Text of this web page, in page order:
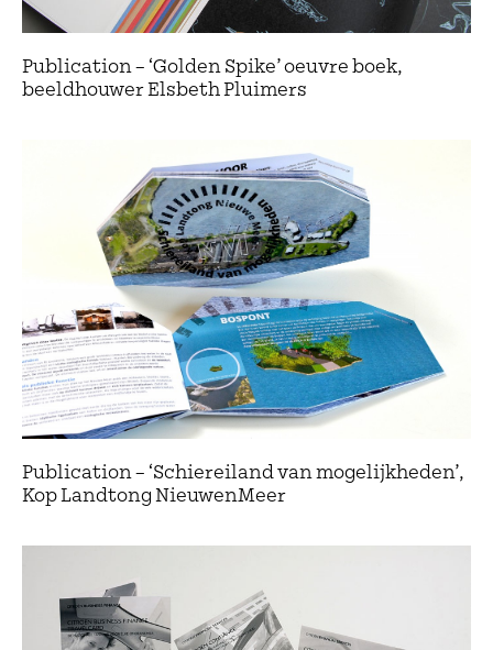
Publication – ‘Golden Spike’ oeuvre boek,
beeldhouwer Elsbeth Pluimers
Publication – ‘Schiereiland van mogelijkheden’,
Kop Landtong NieuwenMeer